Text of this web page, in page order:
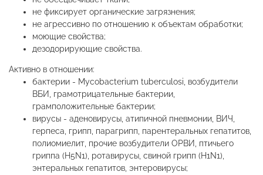
не фиксирует органические загрязнения;
не агрессивно по отношению к объектам обработки;
моющие свойства;
дезодорирующие свойства.
Активно в отношении:
бактерии - Mycobacterium tuberculosi, возбудители
ВБИ, грамотрицательные бактерии,
грамположительные бактерии;
вирусы - аденовирусы, атипичной пневмонии, ВИЧ,
герпеса, грипп, парагрипп, парентеральных гепатитов,
полиомиелит, прочие возбудители ОРВИ, птичьего
гриппа (H5N1), ротавирусы, свиной грипп (H1N1),
энтеральных гепатитов, энтеровирусы;